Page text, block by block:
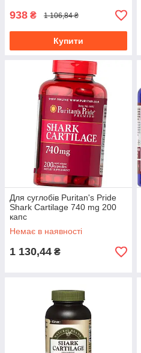
938 ₴ 1 106,84 ₴
Купити
Для суглобів Puritan's Pride
Shark Cartilage 740 mg 200
капс
Немає в наявності
1 130,44 ₴